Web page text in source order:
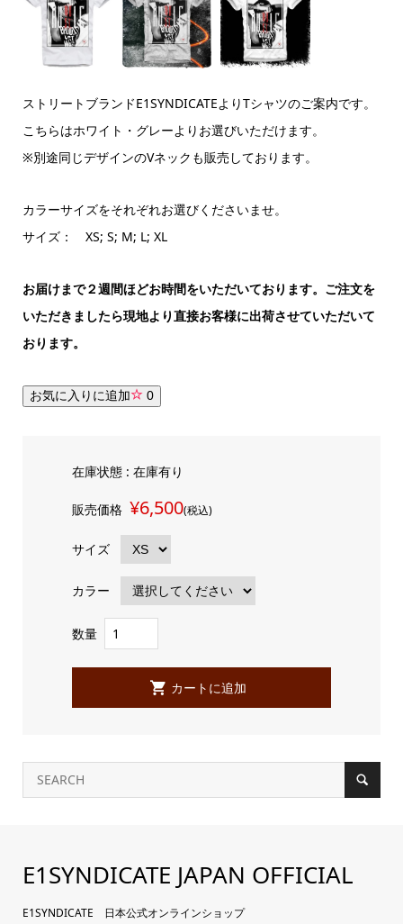
ストリートブランドE1SYNDICATEよりTシャツのご案内です。
こちらはホワイト・グレーよりお選びいただけます。
※別途同じデザインのVネックも販売しております。
カラーサイズをそれぞれお選びくださいませ。
サイズ： XS; S; M; L; XL
お届けまで２週間ほどお時間をいただいております。ご注文を
いただきましたら現地より直接お客様に出荷させていただいて
おります。
お気に入りに追加 0
在庫状態 : 在庫有り
販売価格 ¥6,500(税込)
サイズ
カラー
数量
E1SYNDICATE JAPAN OFFICIAL
E1SYNDICATE 日本公式オンラインショップ